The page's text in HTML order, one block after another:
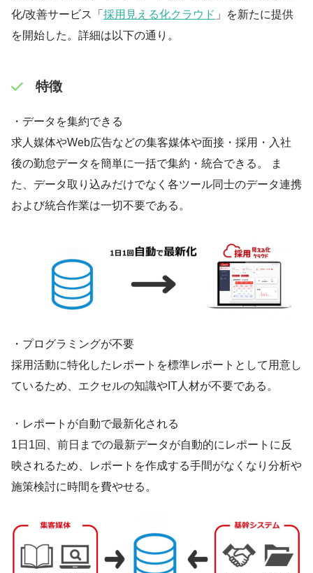
化/改善サービス「 採用見える化クラウド 」を新たに提供
を開始した。詳細は以下の通り。
特徴
・データを集約できる
求人媒体やWeb広告などの集客媒体や面接・採用・入社
後の勤怠データを簡単に一括で集約・統合できる。 ま
た、データ取り込みだけでなく各ツール同士のデータ連携
および統合作業は一切不要である。
・プログラミングが不要
採用活動に特化したレポートを標準レポートとして用意し
ているため、エクセルの知識やIT人材が不要である。
・レポートが自動で最新化される
1日1回、前日までの最新データが自動的にレポートに反
映されるため、レポートを作成する手間がなくなり分析や
施策検討に時間を費やせる。